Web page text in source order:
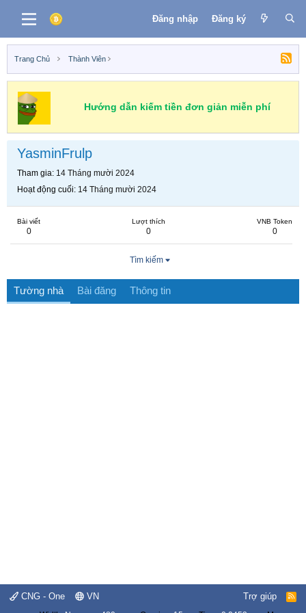
Đăng nhập Đăng ký
Trang Chủ Thành Viên
Hướng dẫn kiếm tiền đơn giản miễn phí
YasminFrulp
Tham gia 14 Tháng mười 2024
Hoạt động cuối 14 Tháng mười 2024
Bài viết
0
Lượt thích
0
VNB Token
0
Tìm kiếm
Tường nhà Bài đăng Thông tin
CNG - One VN Trợ giúp
R